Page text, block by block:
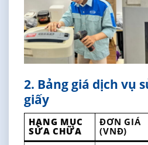
2. Bảng giá dịch vụ
giấy
HẠNG MỤC
SỬA CHỮA
ĐƠN GIÁ
(VNĐ)